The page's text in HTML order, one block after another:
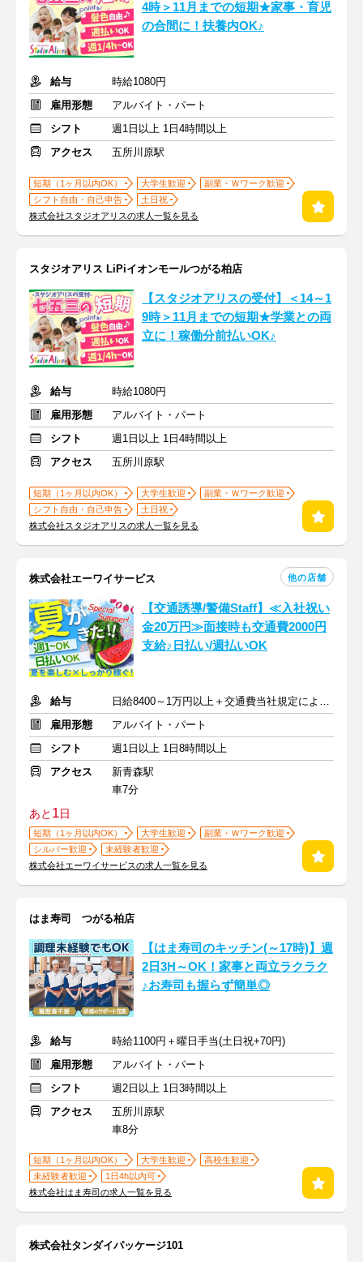
4時＞11月までの短期★家事・育児
の合間に！扶養内OK♪
給与
時給1080円
雇用形態
アルバイト・パート
シフト
週1日以上 1日4時間以上
アクセス
五所川原駅
短期（1ヶ月以内OK） 大学生歓迎
副業・Ｗワーク歓迎
シフト自由・自己申告
土日祝
株式会社スタジオアリスの求人一覧を見る
スタジオアリス LiPiイオンモールつがる柏店
【スタジオアリスの受付】＜14～1
9時＞11月までの短期★学業との両
立に！稼働分前払いOK♪
給与
時給1080円
雇用形態
アルバイト・パート
シフト
週1日以上 1日4時間以上
アクセス
五所川原駅
短期（1ヶ月以内OK） 大学生歓迎
副業・Ｗワーク歓迎
シフト自由・自己申告
土日祝
株式会社スタジオアリスの求人一覧を見る
株式会社エーワイサービス 他の店舗
【交通誘導/警備Staff】≪入社祝い
金20万円≫面接時も交通費2000円
支給♪日払い/週払いOK
給与
日給8400～1万円以上＋交通費当社規定により支給
雇用形態
アルバイト・パート
シフト
週1日以上 1日8時間以上
アクセス
新青森駅
車7分
あと 1日
短期（1ヶ月以内OK） 大学生歓迎
副業・Ｗワーク歓迎
シルバー歓迎
未経験者歓迎
株式会社エーワイサービスの求人一覧を見る
はま寿司 つがる柏店
【はま寿司のキッチン(～17時)】週
2日3H～OK！家事と両立ラクラク
♪お寿司も握らず簡単◎
給与
時給1100円＋曜日手当(土日祝+70円)
雇用形態
アルバイト・パート
シフト
週2日以上 1日3時間以上
アクセス
五所川原駅
車8分
短期（1ヶ月以内OK） 大学生歓迎
高校生歓迎
未経験者歓迎
1日4h以内可
株式会社はま寿司の求人一覧を見る
株式会社タンダイパッケージ101